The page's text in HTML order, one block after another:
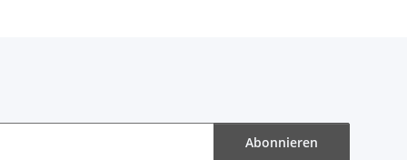
Abonnieren